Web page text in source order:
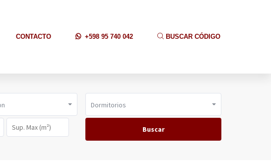
CONTACTO +598 95 740 042 BUSCAR CÓDIGO
Dormitorios
Buscar